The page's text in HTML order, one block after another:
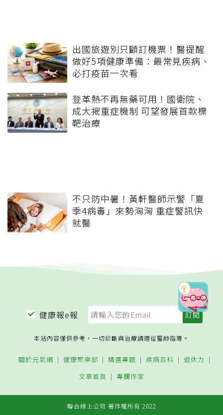
出國旅遊別只顧訂機票！醫提醒
做好5項健康準備：最常見疾病、
必打疫苗一次看
登革熱不再無藥可用！國衛院、
成大揭重症機制 可望發展首款標
靶治療
不只防中暑！黃軒醫師示警「夏
季4病毒」來勢洶洶 重症警訊快
就醫
健康報e報
本站內容僅供參考，一切診斷與治療請遵從醫師指導。
關於元氣網 健康聚樂部 精選專題 疾病百科
退休力
文章首頁
專欄作家
聯合線上公司 著作權所有 2022